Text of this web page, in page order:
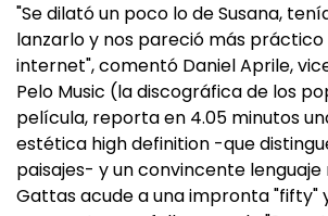
"Se dilató un poco lo de Susana,
lanzarlo y nos pareció más
internet", comentó Daniel Aprile,
Pelo Music (la discográfica de los
película, reporta en 4.05 minutos
estética high definition -que
paisajes- y un convincente
Gattas acude a una impronta "fifty"